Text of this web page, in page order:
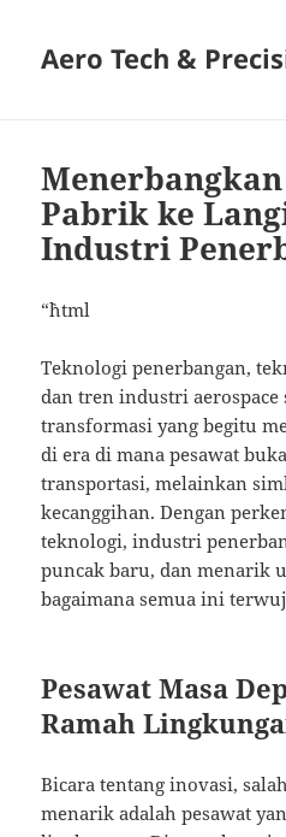
Aero Tech &
Pabrik ke
Industri
“`html
Teknologi penerbangan,
dan tren industri aerospace
transformasi yang begitu
di era di mana pesawat
transportasi, melainkan
kecanggihan. Dengan
teknologi, industri
puncak baru, dan menarik
bagaimana semua ini
Pesawat Masa
Ramah
Bicara tentang inovasi,
menarik adalah pesawat